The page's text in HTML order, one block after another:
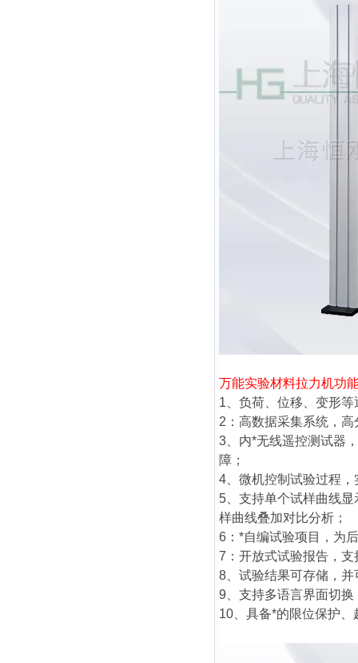
万能实验材料拉力机功
1、负荷、位移、变形
2：高数据采集系统，
3、内*无线遥控测试器
障；
4、微机控制试验过程
5、支持单个试样曲线
样曲线叠加对比分析；
6：*自编试验项目，为
7：开放式试验报告，
8、试验结果可存储，
9、支持多语言界面切
10、具备*的限位保护